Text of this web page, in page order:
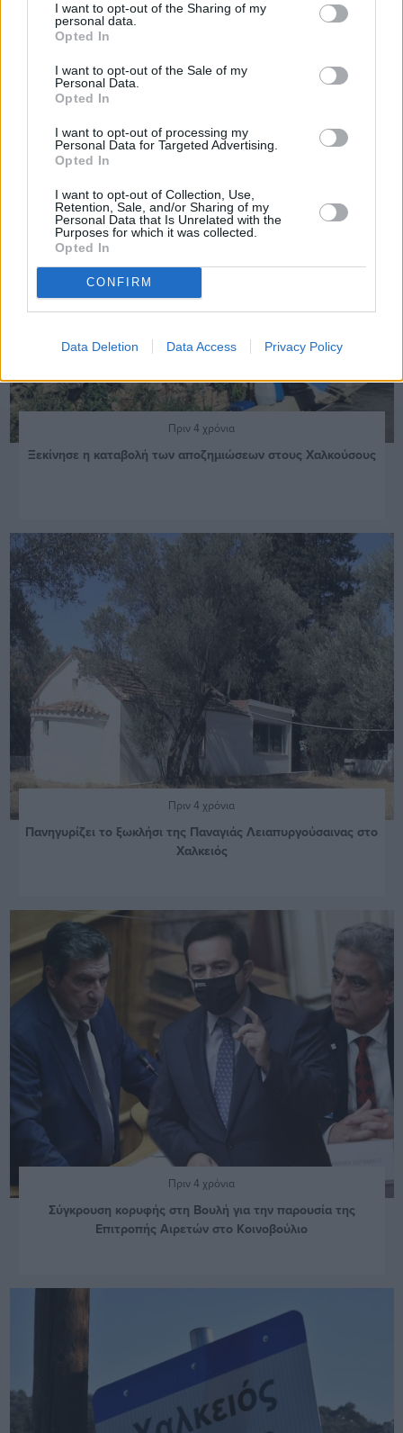
I want to opt-out of the Sharing of my
personal data.
Opted In
I want to opt-out of the Sale of my
Personal Data.
Opted In
I want to opt-out of processing my
Personal Data for Targeted Advertising.
Opted In
I want to opt-out of Collection, Use,
Retention, Sale, and/or Sharing of my
Personal Data that Is Unrelated with the
Purposes for which it was collected.
Opted In
CONFIRM
Data Deletion Data Access Privacy Policy
«Δικαίωμα των Χαλκούσων να προσφύγουν στο Σ.τ.Ε. αλλά…»
Πριν 4 χρόνια
Ξεκίνησε η καταβολή των αποζημιώσεων στους Χαλκούσους
Πριν 4 χρόνια
Πανηγυρίζει το ξωκλήσι της Παναγιάς Λειαπυργούσαινας στο
Χαλκειός
Πριν 4 χρόνια
Σύγκρουση κορυφής στη Βουλή για την παρουσία της
Επιτροπής Αιρετών στο Κοινοβούλιο